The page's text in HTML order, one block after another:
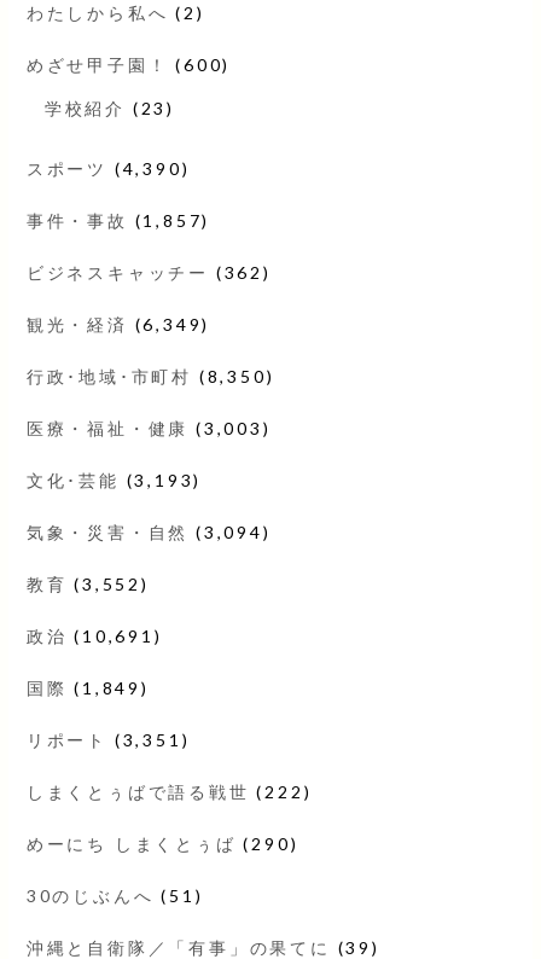
わたしから私へ (2)
めざせ甲子園！ (600)
学校紹介 (23)
スポーツ (4,390)
事件・事故 (1,857)
ビジネスキャッチー (362)
観光・経済 (6,349)
行政･地域･市町村 (8,350)
医療・福祉・健康 (3,003)
文化･芸能 (3,193)
気象・災害・自然 (3,094)
教育 (3,552)
政治 (10,691)
国際 (1,849)
リポート (3,351)
しまくとぅばで語る戦世 (222)
めーにち しまくとぅば (290)
30のじぶんへ (51)
沖縄と自衛隊／「有事」の果てに (39)